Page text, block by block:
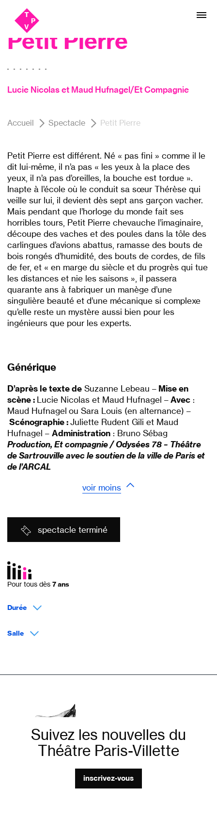
Aller
au
menu
Aller au
contenu
Théâtre
Petit Pierre
Lucie Nicolas et Maud Hufnagel/Et Compagnie
Accueil Spectacle Petit Pierre
Petit Pierre est différent. Né « pas fini » comme il le
dit lui-même, il n’a pas « les yeux à la place des
yeux, il n’a pas d’oreilles, la bouche est tordue ».
Inapte à l’école où le conduit sa sœur Thérèse qui
veille sur lui, il devient dès sept ans garçon vacher.
Mais pendant que l’horloge du monde fait ses
horribles tours, Petit Pierre chevauche l’imaginaire,
découpe des vaches et des poules dans la tôle des
carlingues d’avions abattus, ramasse des bouts de
bois rongés d’humidité, des bouts de cordes, de fils
de fer, et « en marge du siècle et du progrès qui tue
les distances et nie les saisons », il passera
quarante ans à fabriquer un manège d’une
singulière beauté et d’une mécanique si complexe
qu’elle reste un mystère aussi bien pour les
ingénieurs que pour les experts.
Générique
D’après le texte de Suzanne Lebeau – Mise en
scène : Lucie Nicolas et Maud Hufnagel –Avec :
Maud Hufnagel ou Sara Louis (en alternance) –
Scénographie :Juliette Rudent Gili et Maud
Hufnagel – Administration : Bruno Sébag
Production, Et compagnie / Odysées 78 – Théâtre
de Sartrouville avec le soutien de la ville de Paris et
de l’ARCAL
voir moins
spectacle terminé
Pour tous dès 7 ans
Durée
Salle
Suivez les nouvelles du
Théâtre Paris-Villette
inscrivez-vous